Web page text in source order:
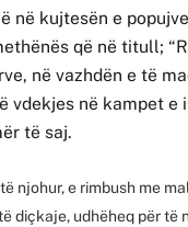
në kujtesën e
që në titull;
në vazhdën e të
vdekjes në kampet
të saj.
njohur, e rimbush me
diçkaje, udhëheq për të